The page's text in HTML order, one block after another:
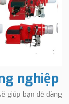
nghiệp
giúp bạn dễ dàng